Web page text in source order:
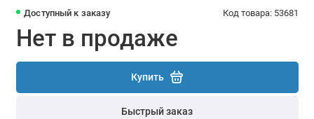
Доступный к заказу Код товара: 53681
Нет в продаже
Купить
Быстрый заказ